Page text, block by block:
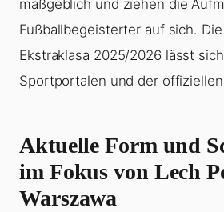
maßgeblich und ziehen die
Fußballbegeisterter auf sich.
Ekstraklasa 2025/2026 lässt
Sportportalen und der
Aktuelle Form und
im Fokus von Lech
Warszawa